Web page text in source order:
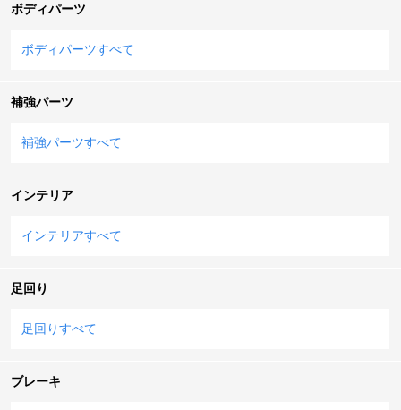
ボディパーツ
ボディパーツすべて
補強パーツ
補強パーツすべて
インテリア
インテリアすべて
足回り
足回りすべて
ブレーキ